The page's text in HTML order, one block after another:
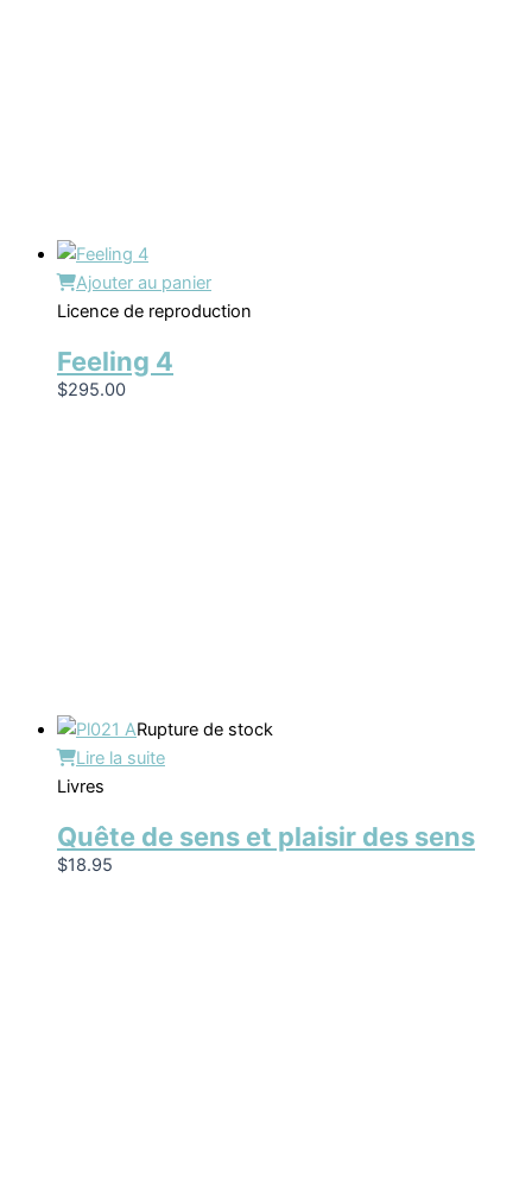
Ajouter au panier
Licence de reproduction
Feeling 4
$295.00
Rupture de stock
Lire la suite
Livres
Quête de sens et plaisir des sens
$18.95